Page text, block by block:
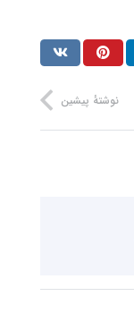
نوشتهٔ پیشین